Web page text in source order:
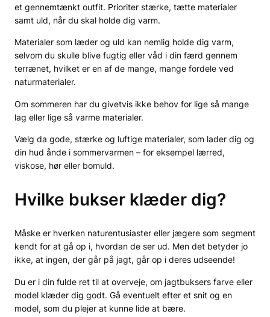
et gennemtænkt outfit. Prioriter stærke, tætte materialer
samt uld, når du skal holde dig varm.
Materialer som læder og uld kan nemlig holde dig varm,
selvom du skulle blive fugtig eller våd i din færd gennem
terrænet, hvilket er en af de mange, mange fordele ved
naturmaterialer.
Om sommeren har du givetvis ikke behov for lige så mange
lag eller lige så varme materialer.
Vælg da gode, stærke og luftige materialer, som lader dig og
din hud ånde i sommervarmen – for eksempel lærred,
viskose, hør eller bomuld.
Hvilke bukser klæder dig?
Måske er hverken naturentusiaster eller jægere som segment
kendt for at gå op i, hvordan de ser ud. Men det betyder jo
ikke, at ingen, der går på jagt, går op i deres udseende!
Du er i din fulde ret til at overveje, om jagtbuksers farve eller
model klæder dig godt. Gå eventuelt efter et snit og en
model, som du plejer at kunne lide at bære.